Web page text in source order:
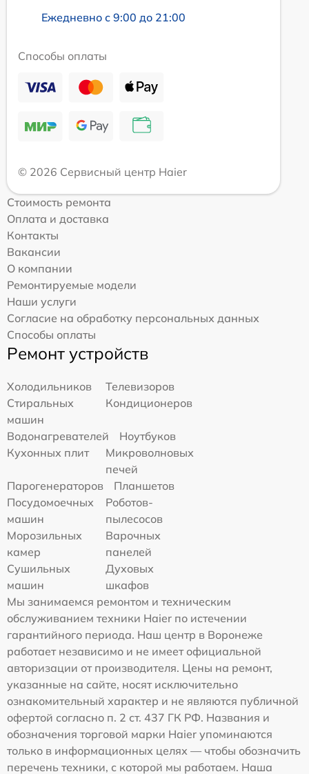
Ежедневно с 9:00 до 21:00
Способы оплаты
© 2026 Сервисный центр Haier
Стоимость ремонта
Оплата и доставка
Контакты
Вакансии
О компании
Ремонтируемые модели
Наши услуги
Согласие на обработку персональных данных
Способы оплаты
Ремонт устройств
Холодильников
Телевизоров
Стиральных
машин
Кондиционеров
Водонагревателей
Ноутбуков
Кухонных плит
Микроволновых
печей
Парогенераторов
Планшетов
Посудомоечных
машин
Роботов-
пылесосов
Морозильных
камер
Варочных
панелей
Сушильных
машин
Духовых
шкафов
Мы занимаемся ремонтом и техническим
обслуживанием техники Haier по истечении
гарантийного периода. Наш центр в Воронеже
работает независимо и не имеет официальной
авторизации от производителя. Цены на ремонт,
указанные на сайте, носят исключительно
ознакомительный характер и не являются публичной
офертой согласно п. 2 ст. 437 ГК РФ. Названия и
обозначения торговой марки Haier упоминаются
только в информационных целях — чтобы обозначить
перечень техники, с которой мы работаем. Наша